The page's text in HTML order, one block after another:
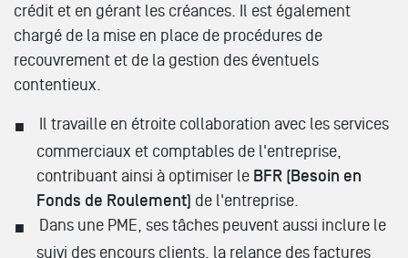
crédit et en gérant les créances. Il est également
chargé de la mise en place de procédures de
recouvrement et de la gestion des éventuels
contentieux.
Il travaille en étroite collaboration avec les services
commerciaux et comptables de l'entreprise,
contribuant ainsi à optimiser le BFR (Besoin en
Fonds de Roulement) de l'entreprise.
Dans une PME, ses tâches peuvent aussi inclure le
suivi des encours clients, la relance des factures